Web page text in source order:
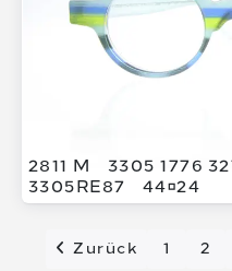
2811 M 3305 1776
3305RE87
4424
Zurück 1 2